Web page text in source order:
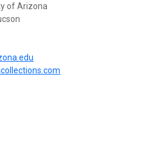
of Arizona